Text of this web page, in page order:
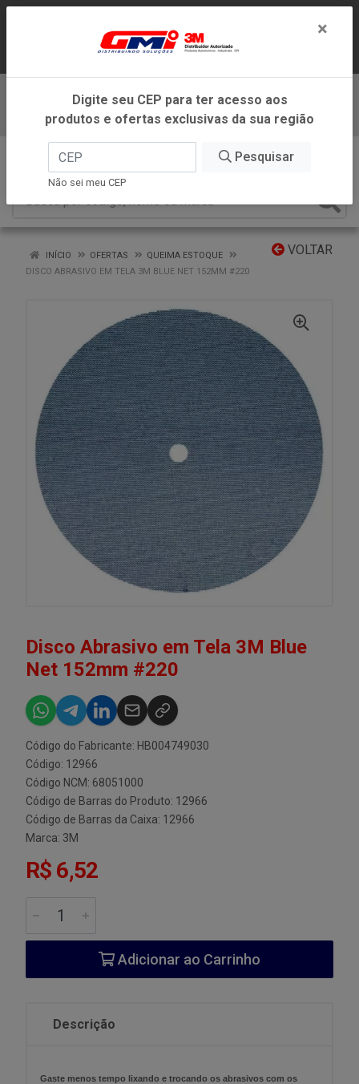
ATENDIMENTO DENTRO DO ESTADO DE
MINAS GERAIS.
Baixe já nosso APP
VOLTAR
INÍCIO OFERTAS
QUEIMA ESTOQUE
DISCO ABRASIVO EM TELA 3M BLUE NET 152MM #220
Disco Abrasivo em Tela 3M Blue
Net 152mm #220
Código do Fabricante: HB004749030
Código: 12966
Código NCM: 68051000
Código de Barras do Produto: 12966
Código de Barras da Caixa: 12966
Marca: 3M
R$ 6,52
Adicionar ao Carrinho
Descrição
Gaste menos tempo lixando e trocando os abrasivos com os
×
Digite seu CEP para ter acesso aos
produtos e ofertas exclusivas da sua região
Pesquisar
Não sei meu CEP